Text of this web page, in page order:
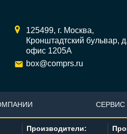
125499, г. Москва,
Кронштадтский бульвар,
офис 1205А
box@comprs.ru
Производители:
СЕРВИС